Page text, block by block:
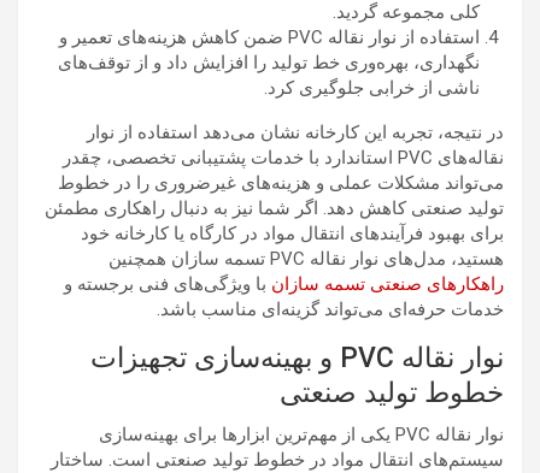
کلی مجموعه گردید.
استفاده از نوار نقاله PVC ضمن کاهش هزینه‌های تعمیر و
نگهداری، بهره‌وری خط تولید را افزایش داد و از توقف‌های
ناشی از خرابی جلوگیری کرد.
در نتیجه، تجربه این کارخانه نشان می‌دهد استفاده از نوار
نقاله‌های PVC استاندارد با خدمات پشتیبانی تخصصی، چقدر
می‌تواند مشکلات عملی و هزینه‌های غیرضروری را در خطوط
تولید صنعتی کاهش دهد. اگر شما نیز به دنبال راهکاری مطمئن
برای بهبود فرآیندهای انتقال مواد در کارگاه یا کارخانه خود
هستید، مدل‌های نوار نقاله PVC تسمه سازان همچنین
راهکارهای صنعتی تسمه سازان با ویژگی‌های فنی برجسته و
خدمات حرفه‌ای می‌تواند گزینه‌ای مناسب باشد.
نوار نقاله PVC و بهینه‌سازی تجهیزات
خطوط تولید صنعتی
نوار نقاله PVC یکی از مهم‌ترین ابزارها برای بهینه‌سازی
سیستم‌های انتقال مواد در خطوط تولید صنعتی است. ساختار